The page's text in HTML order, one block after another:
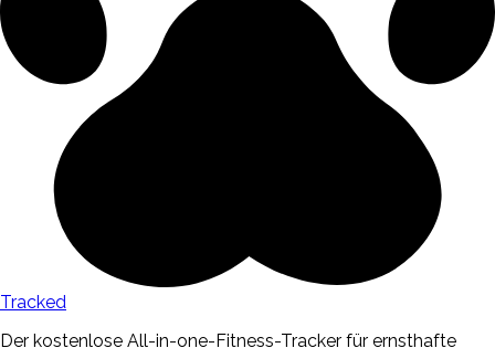
Tracked
Der kostenlose All-in-one-Fitness-Tracker für ernsthafte